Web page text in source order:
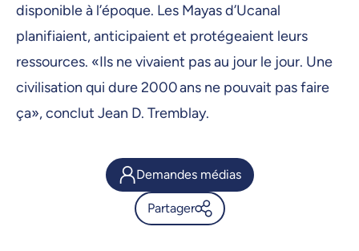
disponible à l’époque. Les Mayas d’Ucanal
planifiaient, anticipaient et protégeaient leurs
ressources. «Ils ne vivaient pas au jour le jour. Une
civilisation qui dure 2000 ans ne pouvait pas faire
ça», conclut Jean D. Tremblay.
Demandes médias
Partager